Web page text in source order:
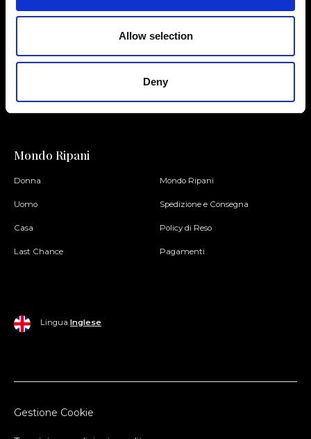
Allow selection
Deny
Entra nella Community
Mondo Ripani
Donna
Uomo
Casa
Last Chance
Mondo Ripani
Spedizione e Consegna
Policy di Reso
Pagamenti
Lingua Inglese
Gestione Cookie